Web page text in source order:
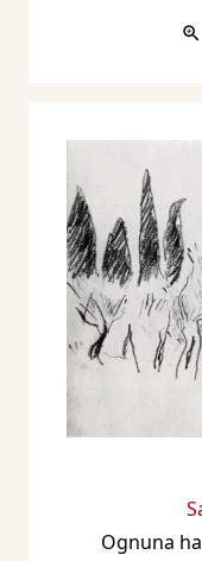
Ognuna